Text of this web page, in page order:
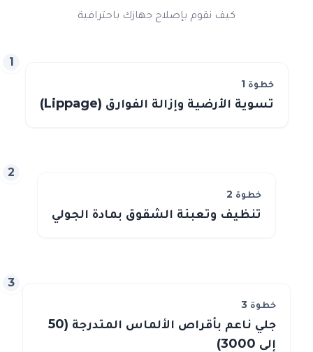
كيف نقوم بإصلاح جهازك باحترافية
خطوة 1
تسوية الأرضية وإزالة الفوارق (Lippage)
1
خطوة 2
تنظيف وتعبئة الشقوق بمادة الجولي
2
خطوة 3
جلي ناعم بأقراص الألماس المتدرجة (50
إلى 3000)
3